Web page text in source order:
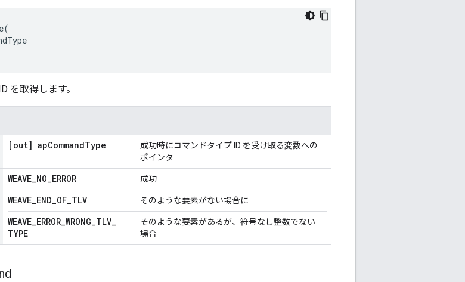
(
を取得します。
[out] apCommandType
成功時にコマンドタイプ ID を受け取る変数への
ポインタ
WEAVE_NO_ERROR 成功
WEAVE_END_OF_TLV そのような要素がない場合に
WEAVE_ERROR_WRONG_TLV_
TYPE
そのような要素があるが、符号なし整数でない
場合